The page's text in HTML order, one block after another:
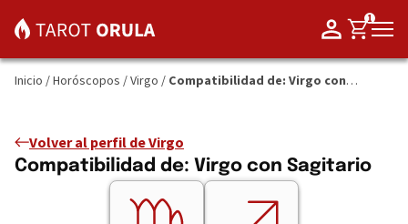
1
Inicio /Horóscopos /Virgo / Compatibilidad de: Virgo con
Volver al perfil de Virgo
Compatibilidad de: Virgo con Sagitario